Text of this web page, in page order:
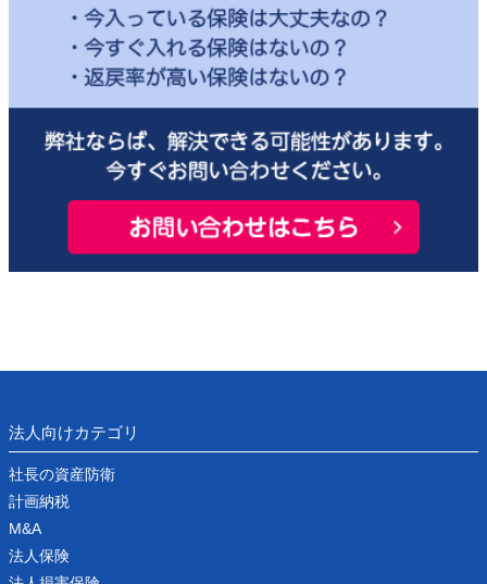
法人向けカテゴリ
社長の資産防衛
計画納税
M&A
法人保険